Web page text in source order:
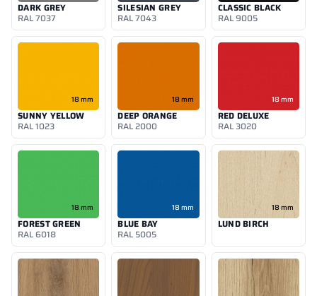
DARK GREY
RAL 7037
SILESIAN GREY
RAL 7043
CLASSIC BLACK
RAL 9005
18 mm
SUNNY YELLOW
RAL 1023
18 mm
DEEP ORANGE
RAL 2000
18 mm
RED DELUXE
RAL 3020
18 mm
FOREST GREEN
RAL 6018
18 mm
BLUE BAY
RAL 5005
18 mm
LUND BIRCH